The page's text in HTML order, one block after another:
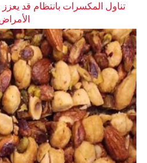
تناول المكسرات بانتظام قد